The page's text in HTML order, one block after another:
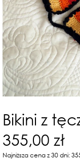
Bikini z
355,00 zł
Najniższa cena z 30 dni: